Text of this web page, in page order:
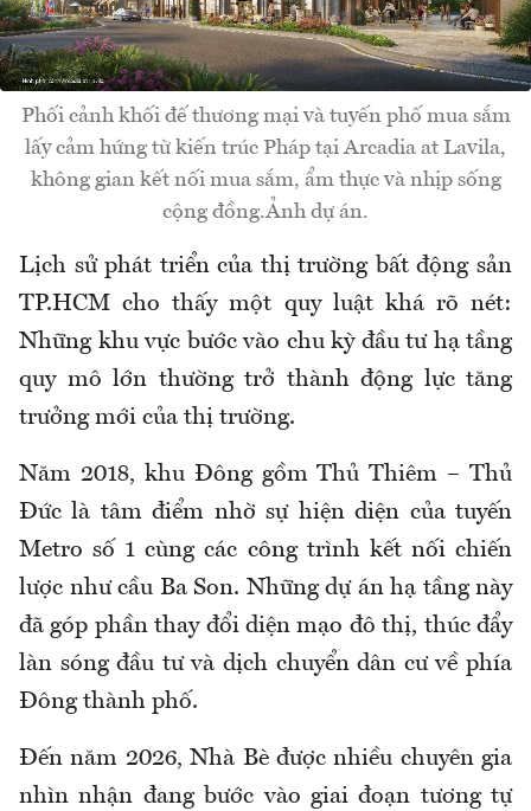
Phối cảnh khối đế thương mại và tuyến phố mua sắm
lấy cảm hứng từ kiến trúc Pháp tại Arcadia at Lavila,
không gian kết nối mua sắm, ẩm thực và nhịp sống
cộng đồng.Ảnh dự án.
Lịch sử phát triển của thị trường bất động sản
TP.HCM cho thấy một quy luật khá rõ nét:
Những khu vực bước vào chu kỳ đầu tư hạ tầng
quy mô lớn thường trở thành động lực tăng
trưởng mới của thị trường.
Năm 2018, khu Đông gồm Thủ Thiêm – Thủ
Đức là tâm điểm nhờ sự hiện diện của tuyến
Metro số 1 cùng các công trình kết nối chiến
lược như cầu Ba Son. Những dự án hạ tầng này
đã góp phần thay đổi diện mạo đô thị, thúc đẩy
làn sóng đầu tư và dịch chuyển dân cư về phía
Đông thành phố.
Đến năm 2026, Nhà Bè được nhiều chuyên gia
nhìn nhận đang bước vào giai đoạn tương tự